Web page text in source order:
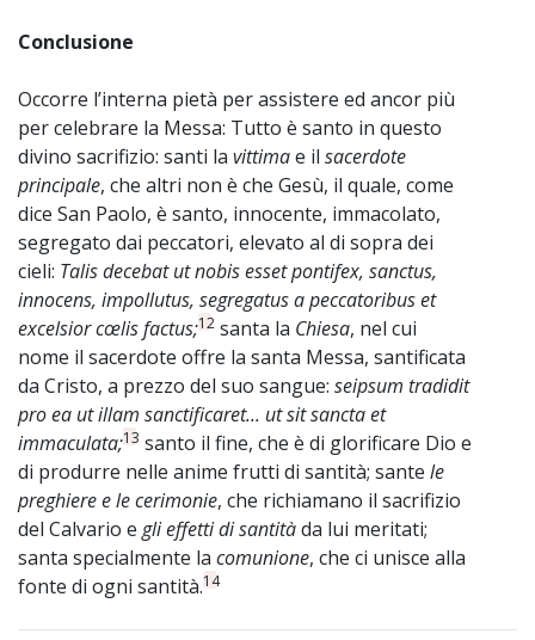
Conclusione
Occorre l’interna pietà per assistere ed ancor più
per celebrare la Messa: Tutto è santo in questo
divino sacrifizio: santi la vittimae il sacerdote
principale, che altri non è che Gesù, il quale, come
dice San Paolo, è santo, innocente, immacolato,
segregato dai peccatori, elevato al di sopra dei
cieli: Talis decebat ut nobis esset pontifex, sanctus,
innocens, impollutus, segregatus a peccatoribus et
excelsior cœlis factus;12 santa la Chiesa, nel cui
nome il sacerdote offre la santa Messa, santificata
da Cristo, a prezzo del suo sangue: seipsum tradidit
pro ea ut illam sanctificaret... ut sit sancta et
immaculata;13 santo il fine, che è di glorificare Dio e
di produrre nelle anime frutti di santità; sante le
preghiere e le cerimonie, che richiamano il sacrifizio
del Calvario egli effetti di santitàda lui meritati;
santa specialmente la comunione, che ci unisce alla
fonte di ogni santità.14